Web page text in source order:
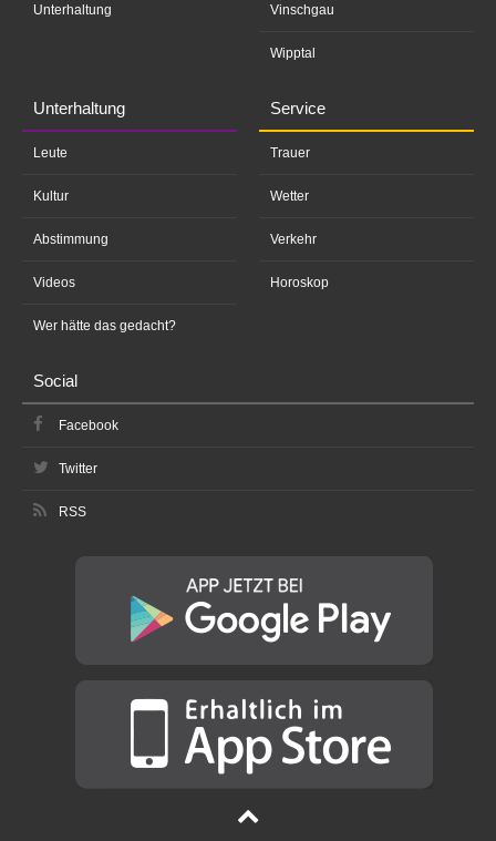
Unterhaltung Vinschgau
Wipptal
Unterhaltung
Leute
Kultur
Abstimmung
Videos
Wer hätte das gedacht?
Service
Trauer
Wetter
Verkehr
Horoskop
Social
Facebook
Twitter
RSS